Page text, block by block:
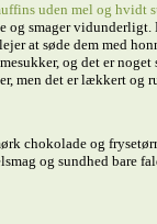
uden mel og hvidt
og smager vidunderligt.
at søde dem med
og det er
men det er lækkert og
chokolade og
og sundhed bare